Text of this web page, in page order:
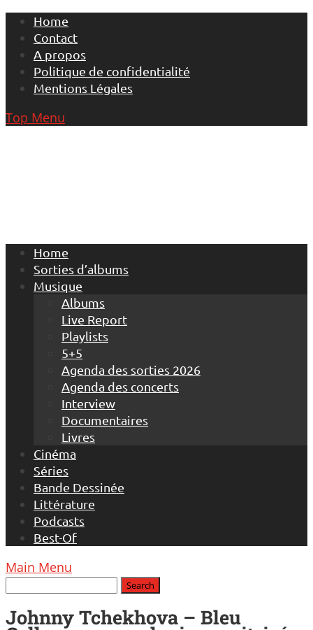
Skip
content
Home
Contact
A propos
Politique de confidentialité
Mentions Légales
Top Menu
Home
Sorties d’albums
Musique
Albums
Live Report
Playlists
5+5
Agenda des sorties 2026
Agenda des concerts
Interview
Documentaires
Livres
Cinéma
Séries
Bande Dessinée
Littérature
Podcasts
Best-Of
Main Menu
Johnny Tchekhova – Bleu